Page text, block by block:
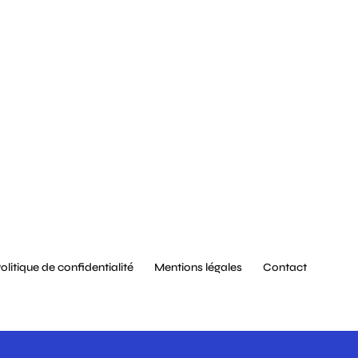
de confidentialité Mentions légales Contact